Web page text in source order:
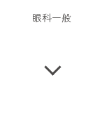
眼科一般